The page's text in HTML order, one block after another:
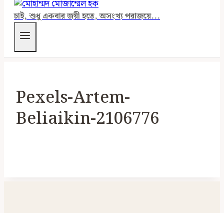
চাই, শুধু একবার জয়ী হতে, অসংখ্য পরাজয়ে...
Pexels-Artem-
Beliaikin-2106776